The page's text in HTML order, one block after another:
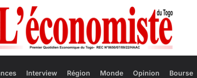
Interview Région Monde Opinion Bourse